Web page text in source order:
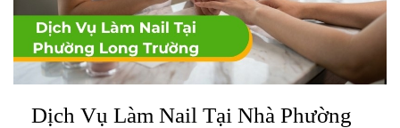
Dịch Vụ Làm Nail Tại Nhà Phường